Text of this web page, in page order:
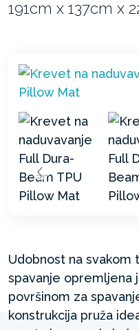
191cm x 137cm x
Udobnost na svakom
spavanje opremljena
površinom za
konstrukcija pruža